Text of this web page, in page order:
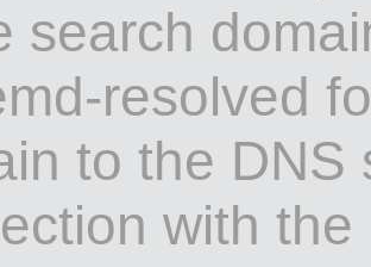
search
resolved
to the DNS
with